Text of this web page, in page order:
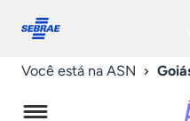
conosco
Você está na ASN